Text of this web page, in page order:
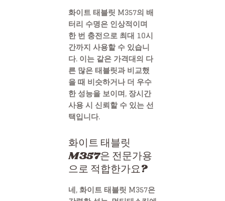
화이트 태블릿 M357의 배
터리 수명은 인상적이며
한 번 충전으로 최대 10시
간까지 사용할 수 있습니
다. 이는 같은 가격대의 다
른 많은 태블릿과 비교했
을 때 비슷하거나 더 우수
한 성능을 보이며, 장시간
사용 시 신뢰할 수 있는 선
택입니다.
화이트 태블릿
M357은 전문가용
으로 적합한가요?
네, 화이트 태블릿 M357은